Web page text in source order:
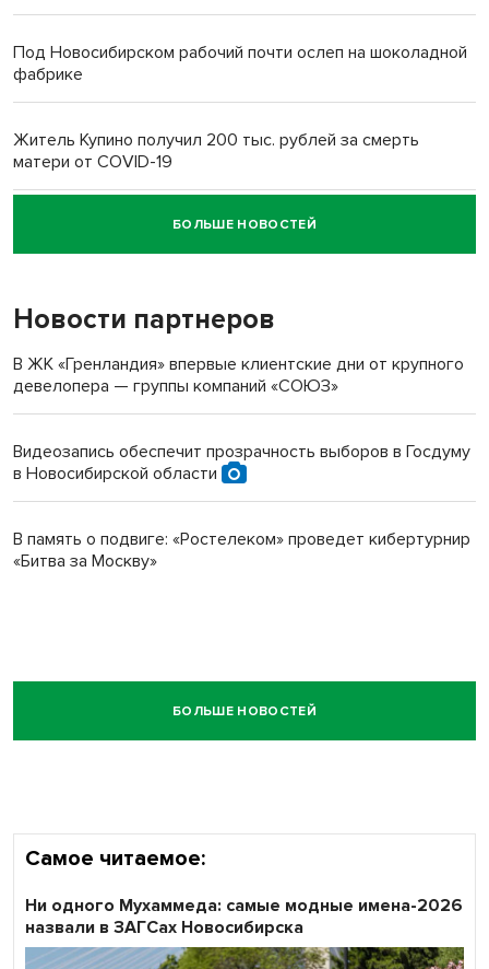
Под Новосибирском рабочий почти ослеп на шоколадной
фабрике
Житель Купино получил 200 тыс. рублей за смерть
матери от COVID-19
Новосибирский суд наказал водителя за смерть
пенсионерки на вокзале
БОЛЬШЕ НОВОСТЕЙ
Новости партнеров
В ЖК «Гренландия» впервые клиентские дни от крупного
девелопера — группы компаний «СОЮЗ»
Видеозапись обеспечит прозрачность выборов в Госдуму
в Новосибирской области
В память о подвиге: «Ростелеком» проведет кибертурнир
«Битва за Москву»
БОЛЬШЕ НОВОСТЕЙ
Самое читаемое:
Ни одного Мухаммеда: самые модные имена-2026
назвали в ЗАГСах Новосибирска